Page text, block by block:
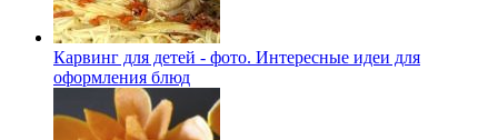
Карвинг для детей - фото. Интересные идеи для
оформления блюд